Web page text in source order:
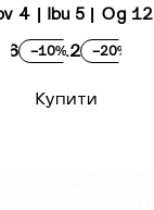
4 | Ibu 5 | Og 12
×6 -10%
×12 -20%
Купити